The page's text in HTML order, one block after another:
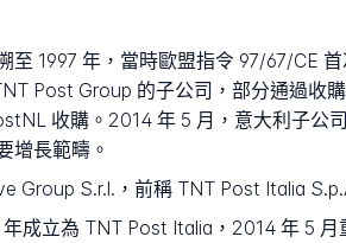
至 1997 年，當時歐盟指令 97/67/CE
Post Group 的子公司，部分通過收
收購。2014 年 5 月，意大利子公
增長範疇。
Group S.r.l.，前稱 TNT Post Italia
年成立為 TNT Post Italia，2014 年 5 月